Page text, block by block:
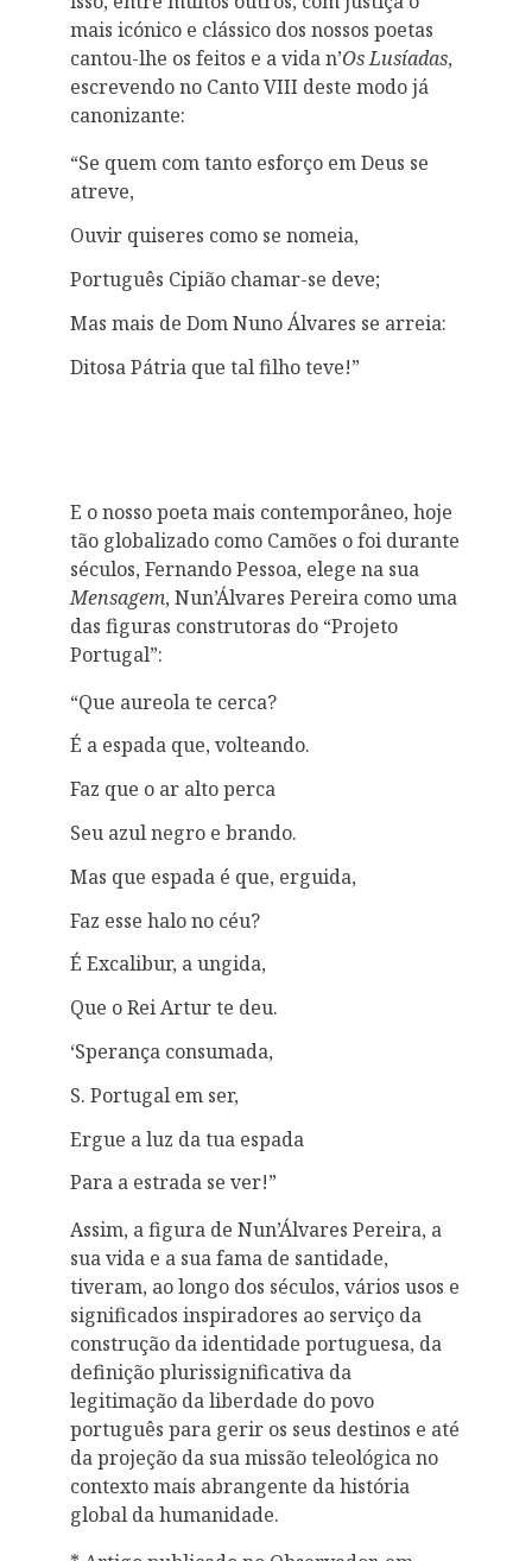
mais icónico e clássico dos nossos poetas
cantou-lhe os feitos e a vida n’Os Lusíadas,
escrevendo no Canto VIII deste modo já
canonizante:
“Se quem com tanto esforço em Deus se
atreve,
Ouvir quiseres como se nomeia,
Português Cipião chamar-se deve;
Mas mais de Dom Nuno Álvares se arreia:
Ditosa Pátria que tal filho teve!”
E o nosso poeta mais contemporâneo, hoje
tão globalizado como Camões o foi durante
séculos, Fernando Pessoa, elege na sua
Mensagem, Nun’Álvares Pereira como uma
das figuras construtoras do “Projeto
Portugal”:
“Que aureola te cerca?
É a espada que, volteando.
Faz que o ar alto perca
Seu azul negro e brando.
Mas que espada é que, erguida,
Faz esse halo no céu?
É Excalibur, a ungida,
Que o Rei Artur te deu.
‘Sperança consumada,
S. Portugal em ser,
Ergue a luz da tua espada
Para a estrada se ver!”
Assim, a figura de Nun’Álvares Pereira, a
sua vida e a sua fama de santidade,
tiveram, ao longo dos séculos, vários usos e
significados inspiradores ao serviço da
construção da identidade portuguesa, da
definição plurissignificativa da
legitimação da liberdade do povo
português para gerir os seus destinos e até
da projeção da sua missão teleológica no
contexto mais abrangente da história
global da humanidade.